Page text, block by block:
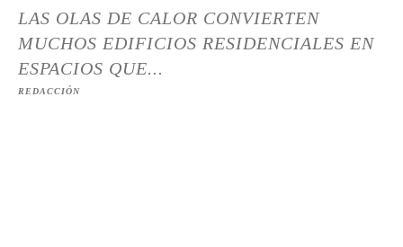
LAS OLAS DE CALOR CONVIERTEN
MUCHOS EDIFICIOS RESIDENCIALES EN
ESPACIOS QUE...
REDACCIÓN